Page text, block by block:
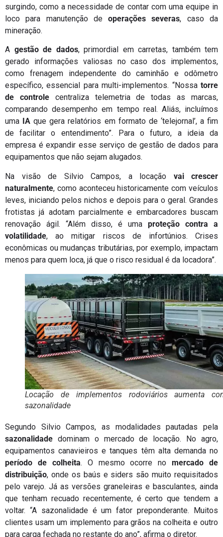
surgindo, como a necessidade de contar com uma equipe in
loco para manutenção deoperações severas, caso da
mineração.
A gestão de dados, primordial em carretas, também tem
gerado informações valiosas no caso dos implementos,
como frenagem independente do caminhão e odômetro
específico, essencial para multi-implementos. “Nossa torre
de controlecentraliza telemetria de todas as marcas,
comparando desempenho em tempo real. Aliás, incluímos
uma IA que gera relatórios em formato de ‘telejornal’, a fim
de facilitar o entendimento”. Para o futuro, a ideia da
empresa é expandir esse serviço de gestão de dados para
equipamentos que não sejam alugados.
Na visão de Silvio Campos, a locação vai crescer
naturalmente, como aconteceu historicamente com veículos
leves, iniciando pelos nichos e depois para o geral. Grandes
frotistas já adotam parcialmente e embarcadores buscam
renovação ágil. “Além disso, é uma proteção contra a
volatilidade, ao mitigar riscos de infortúnios. Crises
econômicas ou mudanças tributárias, por exemplo, impactam
menos para quem loca, já que o risco residual é da locadora”.
Locação de implementos rodoviários aumenta
sazonalidade
Segundo Silvio Campos, as modalidades pautadas pela
sazonalidade dominam o mercado de locação. No agro,
equipamentos canavieiros e tanques têm alta demanda no
período de colheita. O mesmo ocorre no mercado de
distribuição, onde os baús e siders são muito requisitados
pelo varejo. Já as versões graneleiras e basculantes, ainda
que tenham recuado recentemente, é certo que tendem a
voltar. “A sazonalidade é um fator preponderante. Muitos
clientes usam um implemento para grãos na colheita e outro
para carga fechada no restante do ano”, afirma o diretor.